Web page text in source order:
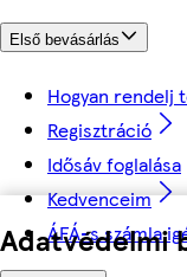
Adatvédelmi
Első bevásárlás
Hogyan rendelj
Regisztráció
Idősáv foglalása
Kedvenceim
ÁFÁ-s számla